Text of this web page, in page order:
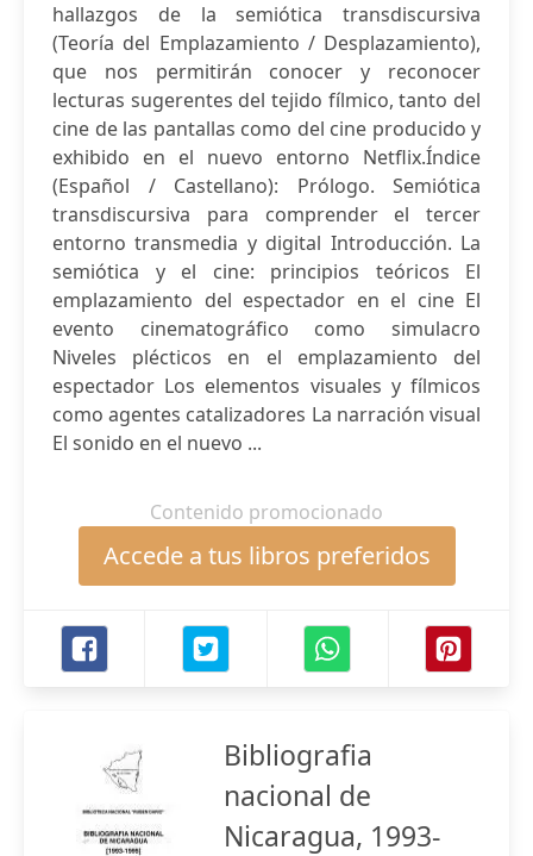
hallazgos de la semiótica transdiscursiva
(Teoría del Emplazamiento / Desplazamiento),
que nos permitirán conocer y reconocer
lecturas sugerentes del tejido fílmico, tanto del
cine de las pantallas como del cine producido y
exhibido en el nuevo entorno Netflix.Índice
(Español / Castellano): Prólogo. Semiótica
transdiscursiva para comprender el tercer
entorno transmedia y digital Introducción. La
semiótica y el cine: principios teóricos El
emplazamiento del espectador en el cine El
evento cinematográfico como simulacro
Niveles plécticos en el emplazamiento del
espectador Los elementos visuales y fílmicos
como agentes catalizadores La narración visual
El sonido en el nuevo ...
Contenido promocionado
Accede a tus libros preferidos
Bibliografia
nacional de
Nicaragua, 1993-